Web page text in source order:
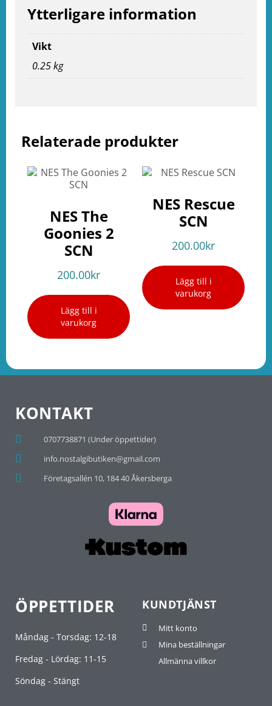
Relaterade produkter
NES The
Goonies 2
SCN
200.00kr
Lägg till i
varukorg
NES Rescue
SCN
200.00kr
Lägg till i
varukorg
Ytterligare information
Vikt
0.25 kg
KONTAKT
0707738871 (Under öppettider)
info.nostalgibutiken@gmail.com
Företagsallén 10, 184 40 Åkersberga
ÖPPETTIDER
Måndag - Torsdag: 12-18
Fredag - Lördag: 11-15
Söndag - Stängt
KUNDTJÄNST
Mitt konto
Mina beställningar
Allmänna villkor